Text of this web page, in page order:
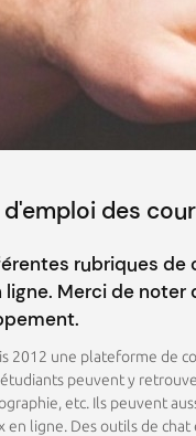
des
rubriques
Merci de
2012 une plateforme de
peuvent y
etc. Ils peuvent
ligne. Des outils de